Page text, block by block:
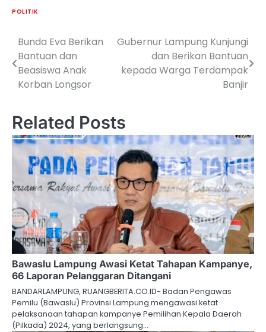
POLITIK
Navigasi
pos
Bunda Eva Berikan
Bantuan dan
Beasiswa Anak
Korban Longsor
Gubernur Lampung Kunjungi
dan Berikan Bantuan
kepada Warga Terdampak
Banjir
Related Posts
Bawaslu Lampung Awasi Ketat Tahapan Kampanye,
66 Laporan Pelanggaran Ditangani
BANDARLAMPUNG, RUANGBERITA.CO.ID- Badan Pengawas
Pemilu (Bawaslu) Provinsi Lampung mengawasi ketat
pelaksanaan tahapan kampanye Pemilihan Kepala Daerah
(Pilkada) 2024, yang berlangsung…